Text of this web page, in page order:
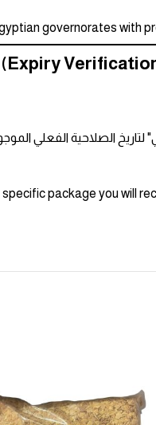
governorates with
الصلاحية الفعلي
package you will